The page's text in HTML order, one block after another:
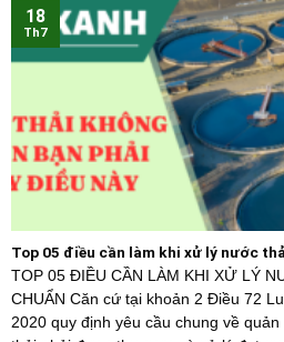
Top 05 điều cần làm khi xử lý nước
TOP 05 ĐIỀU CẦN LÀM KHI XỬ LÝ
CHUẨN Căn cứ tại khoản 2 Điều 72
2020 quy định yêu cầu chung về
18
Th7